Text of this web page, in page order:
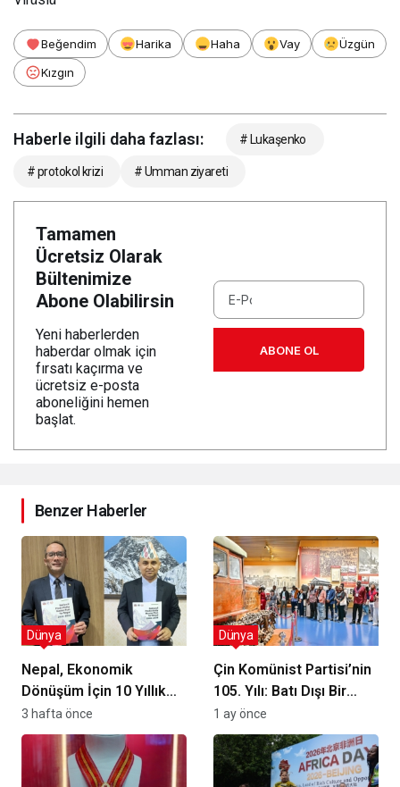
Beğendim Harika Haha Vay
Üzgün
Kızgın
Haberle ilgili daha fazlası: # Lukaşenko
# protokol krizi # Umman ziyareti
Tamamen
Ücretsiz Olarak
Bültenimize
Abone Olabilirsin
Yeni haberlerden
haberdar olmak için
fırsatı kaçırma ve
ücretsiz e-posta
aboneliğini hemen
başlat.
ABONE OL
Benzer Haberler
Nepal, Ekonomik
Dönüşüm İçin 10 Yıllık
Verimlilik Planını
Uygulamaya Koyuyor
Dünya
3 hafta önce
Çin Komünist Partisi’nin
105. Yılı: Batı Dışı Bir
Kalkınma Modeli
Tartışılıyor mu?
Dünya
1 ay önce